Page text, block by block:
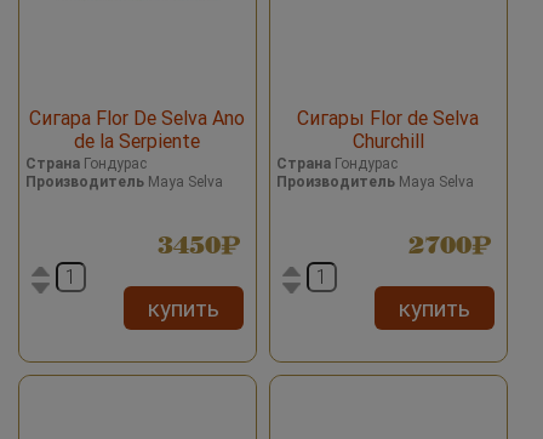
Сигара Flor De Selva Ano
de la Serpiente
Страна Гондурас
Производитель Maya Selva
3450
купить
Сигары Flor de Selva
Churchill
СтранаГондурас
ПроизводительMaya Selva
2700
купить